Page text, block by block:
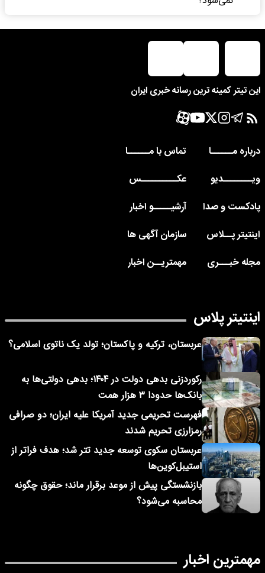
این تیتر کمینه ترین رسانه خبری ایران
درباره مــــــا
تماس با مــــــا
ویــــــــدیو
عکــــــــــس
پادکست و صدا
آرشیـــــو اخبار
اینتیتر پــلاس
سازمان آگهی ها
مجله خبـــری
مهمتریــن اخبار
اینتیتر پلاس
عربستان، ترکیه و پاکستان؛ تولد یک ناتوی اسلامی؟
رکوردزنی بدهی دولت در ۱۴۰۴؛ بدهی دولتی‌ها به
بانک‌ها حدودا ۳ هزار همت
فهرست تحریمی جدید آمریکا علیه ایران؛ دو صرافی
رمزارزی تحریم شدند
عربستان سکوی توسعه جدید تتر شد؛ هدف فراتر از
استیبل‌کوین‌ها
بازنشستگی پیش از موعد برقرار ماند؛ حقوق چگونه
محاسبه می‌شود؟
مهمترین اخبار